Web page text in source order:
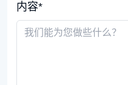
内容*